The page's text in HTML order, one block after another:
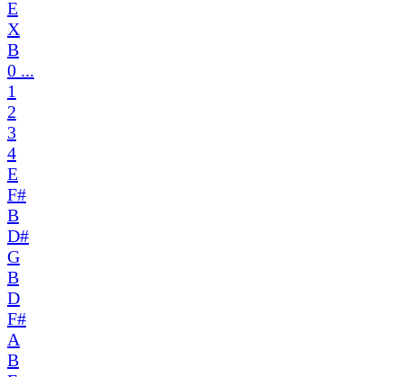
E
X
B
0 ...
1
2
3
4
E
F#
B
D#
G
B
D
F#
A
B